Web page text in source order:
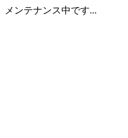
メンテナンス中です...